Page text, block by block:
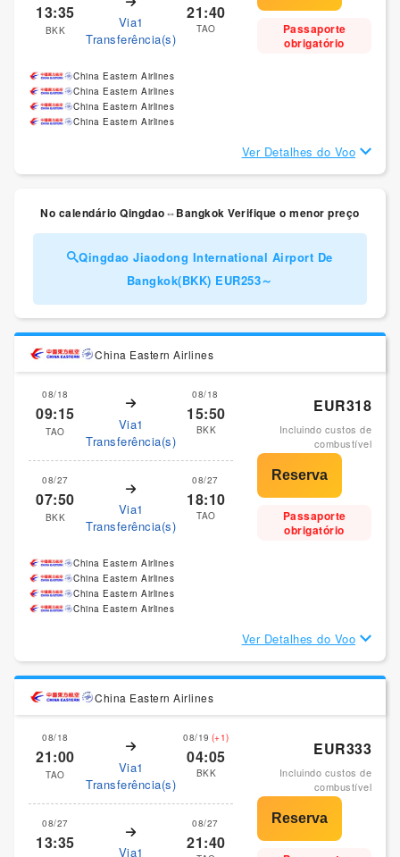
13:35
BKK
Via1
Transferência(s)
21:40
TAO
Passaporte
obrigatório
China Eastern Airlines
China Eastern Airlines
China Eastern Airlines
China Eastern Airlines
Ver Detalhes do Voo
No calendário Qingdao⇔Bangkok Verifique o menor preço
Qingdao Jiaodong International Airport De
Bangkok(BKK) EUR253～
China Eastern Airlines
08/18
09:15
TAO
Via1
Transferência(s)
08/18
15:50
BKK
08/27
07:50
BKK
Via1
Transferência(s)
08/27
18:10
TAO
EUR318
Incluindo custos de
combustível
Passaporte
obrigatório
China Eastern Airlines
China Eastern Airlines
China Eastern Airlines
China Eastern Airlines
Ver Detalhes do Voo
China Eastern Airlines
08/18
21:00
TAO
Via1
Transferência(s)
08/19 (+1)
04:05
BKK
08/27
13:35 Via1
08/27
21:40
EUR333
Incluindo custos de
combustível